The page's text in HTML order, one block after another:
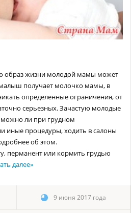
образ жизни молодой мамы может
малыш получает молочко мамы, в
определенные ограничения, от
серьезных. Зачастую молодые
ли при грудном
иные процедуры, ходить в салоны
об этом.
перманент или кормить грудью
далее»
9 июня 2017 года